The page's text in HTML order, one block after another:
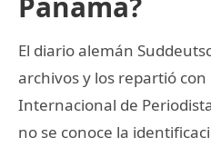
El diario alemán
archivos y los repartió con
Internacional de
no se conoce la